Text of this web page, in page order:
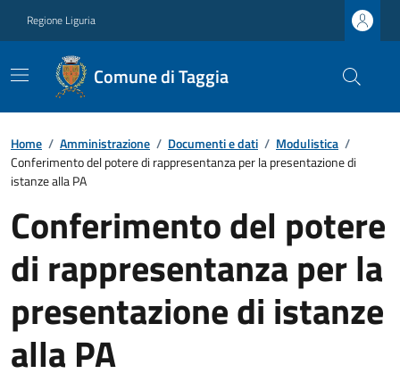
Regione Liguria
Comune di Taggia
Home / Amministrazione / Documenti e dati / Modulistica /
Conferimento del potere di rappresentanza per la presentazione di
istanze alla PA
Conferimento del potere
di rappresentanza per la
presentazione di istanze
alla PA